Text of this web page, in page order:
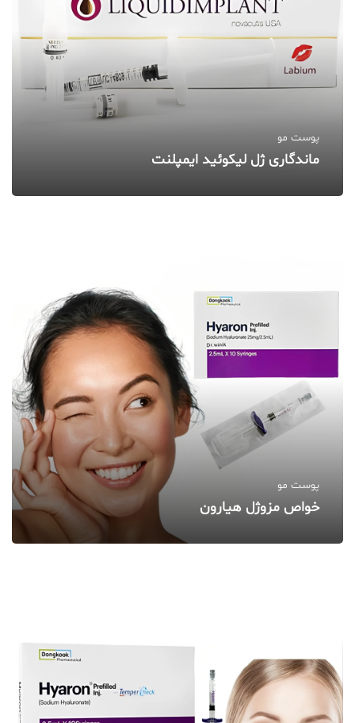
پوست مو
ماندگاری ژل لیکوئید ایمپلنت
پوست مو
خواص مزوژل هیارون